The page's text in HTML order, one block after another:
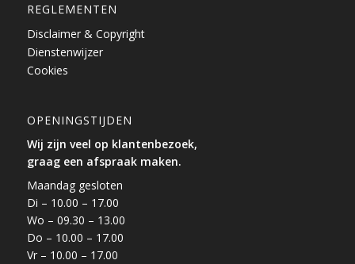
REGLEMENTEN
Disclaimer & Copyright
Dienstenwijzer
Cookies
OPENINGSTIJDEN
Wij zijn veel op klantenbezoek,
graag een afspraak maken.
Maandag gesloten
Di – 10.00 – 17.00
Wo – 09.30 – 13.00
Do – 10.00 – 17.00
Vr – 10.00 – 17.00